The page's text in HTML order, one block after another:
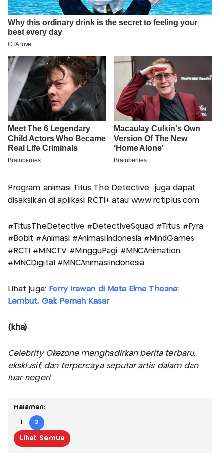
Program animasi Titus The Detective juga dapat
disaksikan di aplikasi RCTI+ atau www.rctiplus.com
#TitusTheDetective #DetectiveSquad #Titus #Fyra
#Bobit #Animasi #AnimasiIndonesia #MindGames
#RCTI #MNCTV #MingguPagi #MNCAnimation
#MNCDigital #MNCAnimasiIndonesia
Lihat juga: Ferry Irawan di Mata Elma Theana:
Lembut, Gak Pernah Kasar
(kha)
Celebrity Okezone menghadirkan berita terbaru,
eksklusif, dan terpercaya seputar artis dalam dan
luar negeri
Halaman:
1 2
Lihat Semua